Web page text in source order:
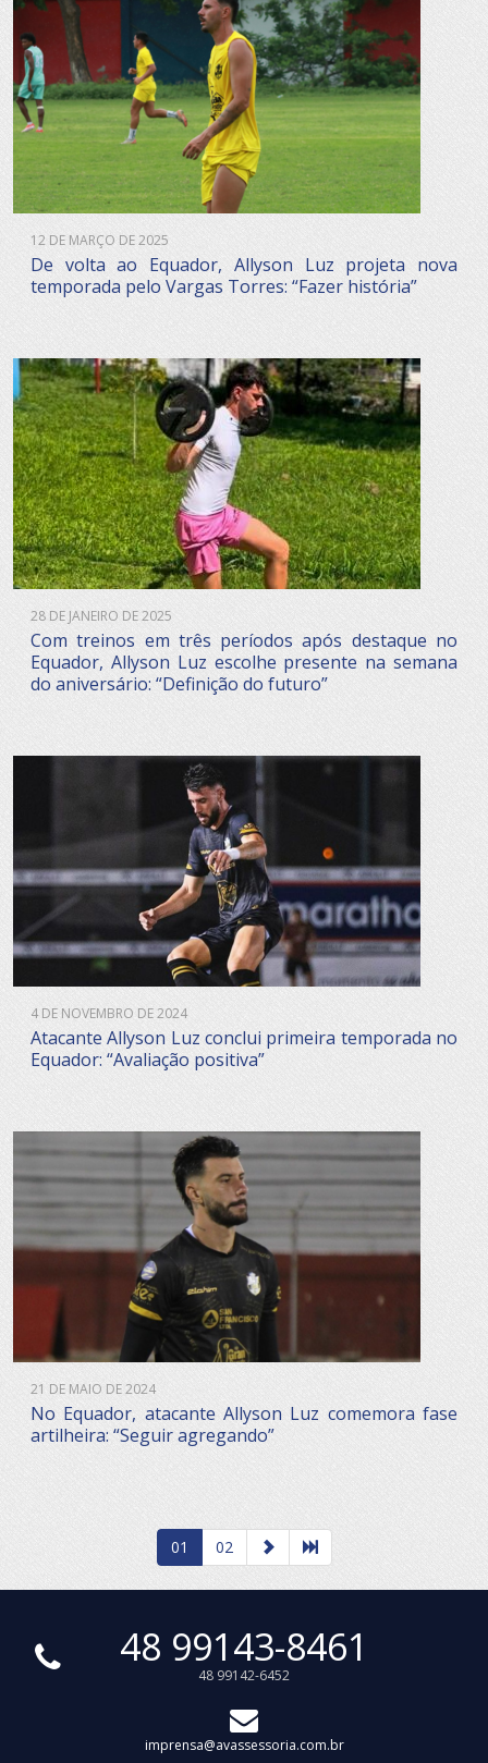
12 DE MARÇO DE 2025
De volta ao Equador, Allyson Luz projeta nova
temporada pelo Vargas Torres: “Fazer história”
28 DE JANEIRO DE 2025
Com treinos em três períodos após destaque no
Equador, Allyson Luz escolhe presente na semana
do aniversário: “Definição do futuro”
4 DE NOVEMBRO DE 2024
Atacante Allyson Luz conclui primeira temporada no
Equador: “Avaliação positiva”
21 DE MAIO DE 2024
No Equador, atacante Allyson Luz comemora fase
artilheira: “Seguir agregando”
01 02
48 99143-8461
48 99142-6452
imprensa@avassessoria.com.br